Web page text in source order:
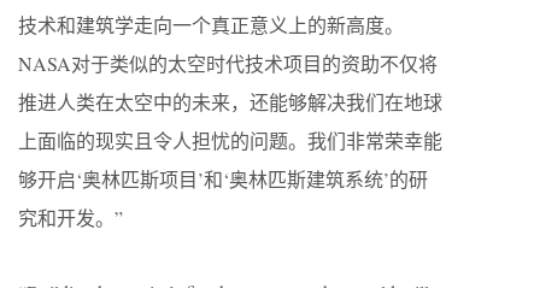
技术和建筑学走向一个真正意义上的新高度。
NASA对于类似的太空时代技术项目的资助不仅将
推进人类在太空中的未来，还能够解决我们在地球
上面临的现实且令人担忧的问题。我们非常荣幸能
够开启‘奥林匹斯项目’和‘奥林匹斯建筑系统’的研
究和开发。”